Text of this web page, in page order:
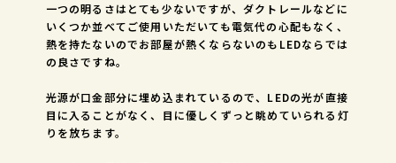
一つの明るさはとても少ないですが、ダクトレールなどに
いくつか並べてご使用いただいても電気代の心配もなく、
熱を持たないのでお部屋が熱くならないのもLEDならでは
の良さですね。
光源が口金部分に埋め込まれているので、LEDの光が直接
目に入ることがなく、目に優しくずっと眺めていられる灯
りを放ちます。